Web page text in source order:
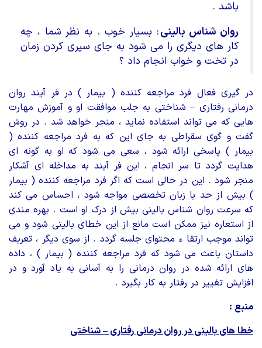
باشد .
روان شناس بالینی: بسیار خوب . به نظر شما ، چه
کار های دیگری را می شود به جای سپری کردن زمان
در تخت و خواب انجام داد ؟
در گیری فعال فرد مراجعه کننده ( بیمار ) در فر آیند روان
درمانی رفتاری – شناختی به جلب موافقت او و آموزش مهارت
هایی که می تواند استفاده نماید ، منجر خواهد شد . در روش
گفت و گوی سقراطی به جای این که به فرد مراجعه کننده (
بیمار ) پاسخی ارائه شود ، سعی می شود که او به گونه ای
هدایت گردد تا سر انجام ، این فر آیند به مداخله ای آشکار
منجر شود . این در حالی است که اگر فرد مراجعه کننده ( بیمار
) بیش از حد با زبان تخصصی مواجه شود ، احساس می کند
که سرعت روان شناس بالینی بیش از درک او است . بهره مندی
از استعاره نیز ممکن است مانع از این خطای بالینی شود و می
تواند موجب ارتقا ء محتوای جلسه گردد . از سوی دیگر ، تعریف
داستان باعث می شود که فرد مراجعه کننده ( بیمار ) ، داده
های ارائه شده در روان درمانی را به آسانی به یاد آورد و در
افزایش تغییر در رفتار به کار بگیرد .
منبع :
خطا های بالینی در روان درمانی رفتاری – شناختی